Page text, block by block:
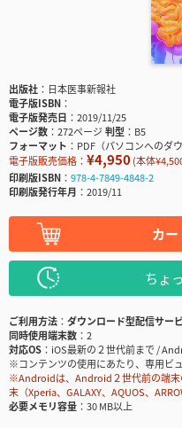
出版社
日本医事新報社
電子版ISBN
電子版発売日
2019/11/25
ページ数
272ページ判型
B5
フォーマット
PDF（パソコンへのダ
電子版販売価格： ¥4,950(本体
印刷版ISBN
978-4-7849-4848-2
印刷版発行年月
2019/11
カ
ちょ
ご利用方法
ダウンロード型配信サー
同時使用端末数
2
対応OS
iOS最新の２世代前まで /
※コンテンツの使用にあたり、専用ビ
※Androidは、Android２世代前の端末
末（Xperia、GALAXY、AQUOS、
必要メモリ容量
30 MB以上